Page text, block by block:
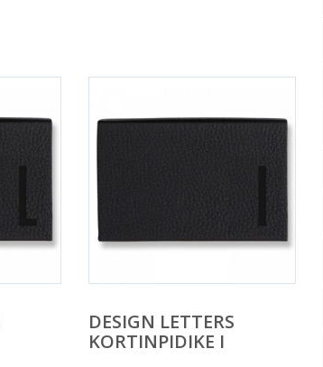
DESIGN LETTERS
KORTINPIDIKE I